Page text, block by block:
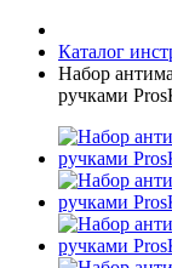
Каталог
Набор
ручками